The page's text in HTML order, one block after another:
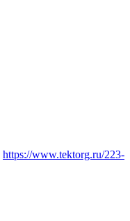
https://www.tektorg.ru/223-